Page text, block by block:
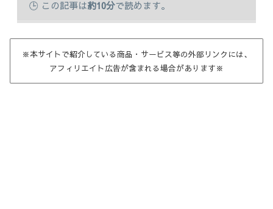
この記事は約10分で読めます。
※本サイトで紹介している商品・サービス等の外部リンクには、
アフィリエイト広告が含まれる場合があります※